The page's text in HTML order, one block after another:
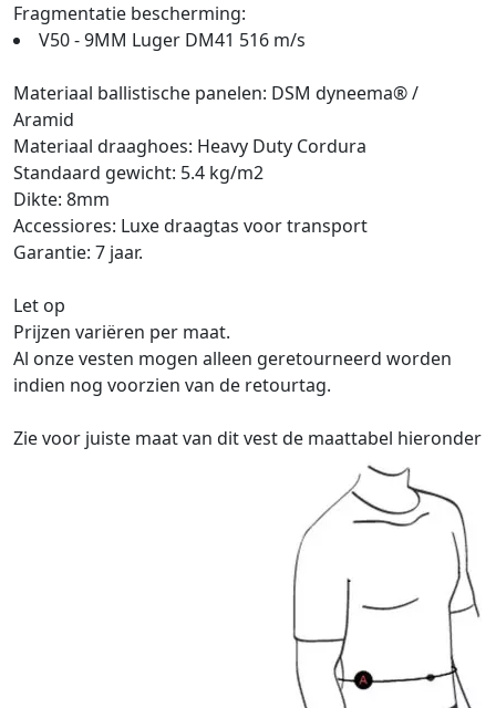
Fragmentatie bescherming:
V50 - 9MM Luger DM41 516 m/s
Materiaal ballistische panelen: DSM dyneema® /
Aramid
Materiaal draaghoes: Heavy Duty Cordura
Standaard gewicht: 5.4 kg/m2
Dikte: 8mm
Accessiores: Luxe draagtas voor transport
Garantie: 7 jaar.
Let op
Prijzen variëren per maat.
Al onze vesten mogen alleen geretourneerd worden
indien nog voorzien van de retourtag.
Zie voor juiste maat van dit vest de maattabel hieronder